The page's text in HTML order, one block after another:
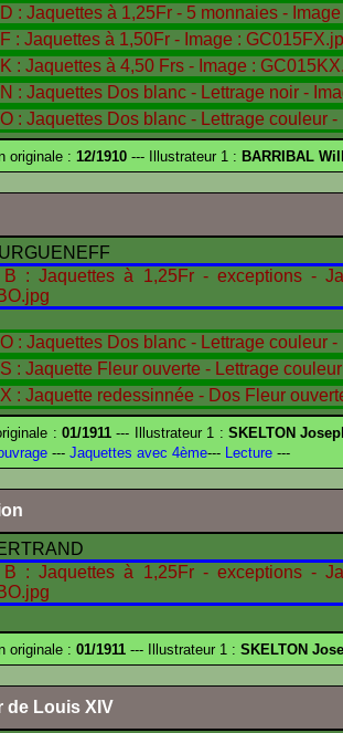
originale : 12/1910 --- Illustrateur 1 : BARRIBAL
: 01/1911 --- Illustrateur 1 : SKELTON
--- Jaquettes avec 4ème--- Lecture ---
originale : 01/1911 --- Illustrateur 1 : SKELTON
de Louis XIV